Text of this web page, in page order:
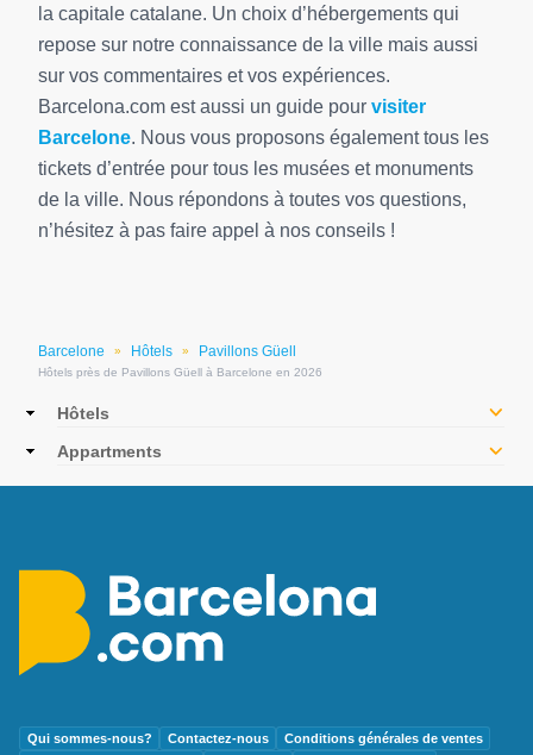
Barcelone » Hôtels » Pavillons Güell
Hôtels près de Pavillons Güell à Barcelone en 2026
la capitale catalane. Un choix d’hébergements qui
repose sur notre connaissance de la ville mais aussi
sur vos commentaires et vos expériences.
Barcelona.com est aussi un guide pour visiter
Barcelone. Nous vous proposons également tous les
tickets d’entrée pour tous les musées et monuments
de la ville. Nous répondons à toutes vos questions,
n’hésitez à pas faire appel à nos conseils !
MainHôtels
Appartments
Qui sommes-nous? Contactez-nous
Conditions générales de ventes